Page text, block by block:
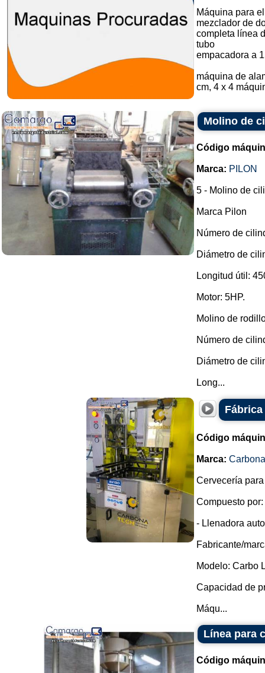
Máquina para
mezclador de
completa línea
tubo
empacadora a
máquina de
cm, 4 x 4
Molino de
Código
Marca: PILON
5 - Molino de
Marca Pilon
Número de
Diámetro de
Longitud útil:
Motor: 5HP.
Molino de
Número de
Diámetro de
Long...
Código
Marca:
Cervecería
Compuesto por:
- Llenadora
Fabricante/
Modelo: Carbo
Capacidad de
Máqu...
Línea para
Código